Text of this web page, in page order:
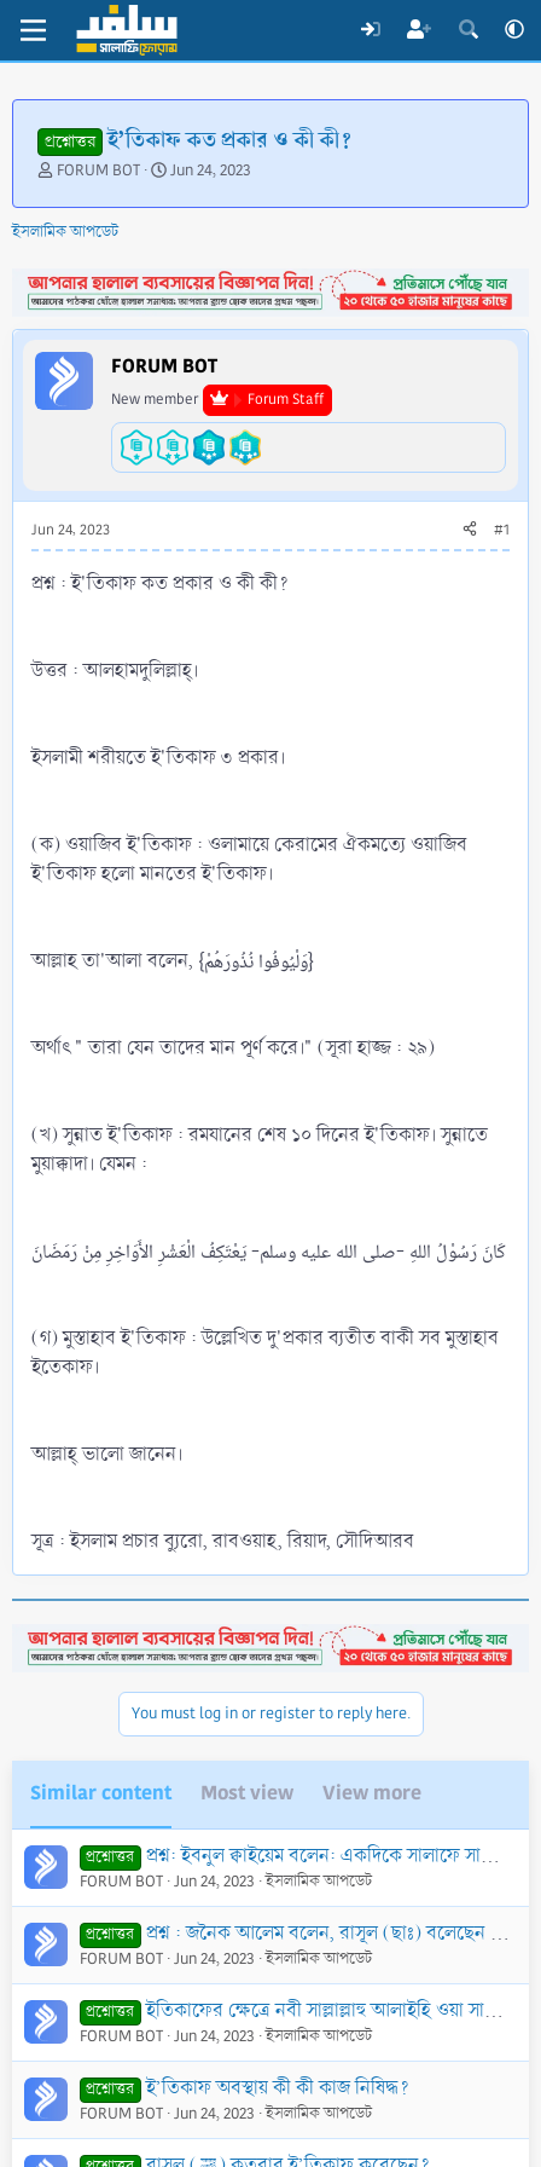
প্রশ্নোত্তর ই’তিকাফ কত প্রকার ও কী কী?
T
r
e
d
s
t
a
r
t
FORUM BOT
S
a
d
a
t
e
Jun 24, 2023
ইসলামিক আপডেট
FORUM BOT
New member Forum Staff
Jun 24, 2023 #1
প্রশ্ন : ই'তিকাফ কত প্রকার ও কী কী?
উত্তর : আলহামদুলিল্লাহ্‌।
ইসলামী শরীয়তে ই'তিকাফ ৩ প্রকার।
(ক) ওয়াজিব ই'তিকাফ : ওলামায়ে কেরামের ঐকমত্যে ওয়াজিব
ই'তিকাফ হলো মানতের ই'তিকাফ।
আল্লাহ তা'আলা বলেন, {وَلْيُوفُوا نُذُورَهُمْ}
অর্থাৎ " তারা যেন তাদের মান পূর্ণ করে।" (সূরা হাজ্জ : ২৯)
(খ) সুন্নাত ই'তিকাফ : রমযানের শেষ ১০ দিনের ই'তিকাফ। সুন্নাতে
মুয়াক্কাদা। যেমন :
كَانَ رَسُوْلُ اللهِ -صلى الله عليه وسلم- يَعْتَكِفُ الْعَشْرِ الأَوَاخِرِ مِنْ رَمَضَانَ
(গ) মুস্তাহাব ই'তিকাফ : উল্লেখিত দু'প্রকার ব্যতীত বাকী সব মুস্তাহাব
ইতেকাফ।
আল্লাহ্‌ ভালো জানেন।
সূত্র : ইসলাম প্রচার ব্যুরো, রাবওয়াহ, রিয়াদ, সৌদিআরব
You must log in or register to reply here.
Similar content Most view View more
প্রশ্নোত্তর প্রশ্ন: ইবনুল ক্বাইয়েম বলেন: একদিকে সালাফে সালেহীন বলেছেন; ঐ সৎকর্মপরায়ন ব্যক্তিদের মৃত্যুর পর তাদের পরবর্তী লোকেরা কবরের কাছে ই‘তিকাফ শুরু করে দেয়। অ
FORUM BOT Jun 24, 2023 ইসলামিক আপডেট
প্রশ্নোত্তর প্রশ্ন : জনৈক আলেম বলেন, রাসূল (ছাঃ) বলেছেন যে, রামাযান মাসে ইতিকাফকারী দু’টি হজ্জ ও দু’টি ওমরাহ করার সমপরিমাণ নেকী পায়। এর কোন সত্যতা আছে কি?
FORUM BOT Jun 24, 2023 ইসলামিক আপডেট
প্রশ্নোত্তর ইতিকাফের ক্ষেত্রে নবী সাল্লাল্লাহু আলাইহি ওয়া সাল্লামের আদর্শ
FORUM BOT Jun 24, 2023 ইসলামিক আপডেট
প্রশ্নোত্তর ই’তিকাফ অবস্থায় কী কী কাজ নিষিদ্ধ?
FORUM BOT Jun 24, 2023 ইসলামিক আপডেট